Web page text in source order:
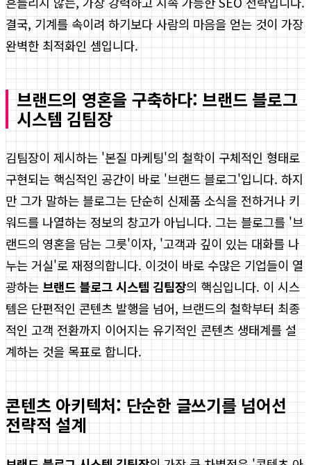
결국, 기계를 속이려 하기보다 사람의 마음을 얻는 것이 가장
완벽한 최적화인 셈입니다.
브랜드의 영혼을 구축하다: 브랜드 블로그
시스템 김팀장
김팀장이 제시하는 '본질 마케팅'의 철학이 구체적인 형태로
구현되는 핵심적인 공간이 바로 '브랜드 블로그'입니다. 하지
만 그가 말하는 블로그는 단순히 신제품 소식을 전하거나 키
워드를 나열하는 정보의 창고가 아닙니다. 그는 블로그를 '브
랜드의 영혼을 담는 그릇'이자, '고객과 깊이 있는 대화를 나
누는 거실'로 재정의합니다. 이것이 바로 수많은 기업들이 열
광하는 브랜드 블로그 시스템 김팀장의 핵심입니다. 이 시스
템은 단편적인 콘텐츠 발행을 넘어, 브랜드의 철학부터 최종
적인 고객 전환까지 이어지는 유기적인 콘텐츠 생태계를 설
계하는 것을 목표로 합니다.
콘텐츠 아키텍처: 단순한 글쓰기를 넘어선
전략적 설계